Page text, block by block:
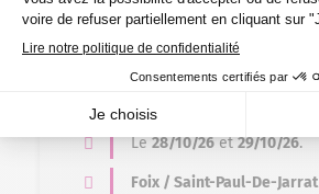
28 / 10
Le28/10/26et29/10/26.
Foix / Saint-Paul-De-Jarrat